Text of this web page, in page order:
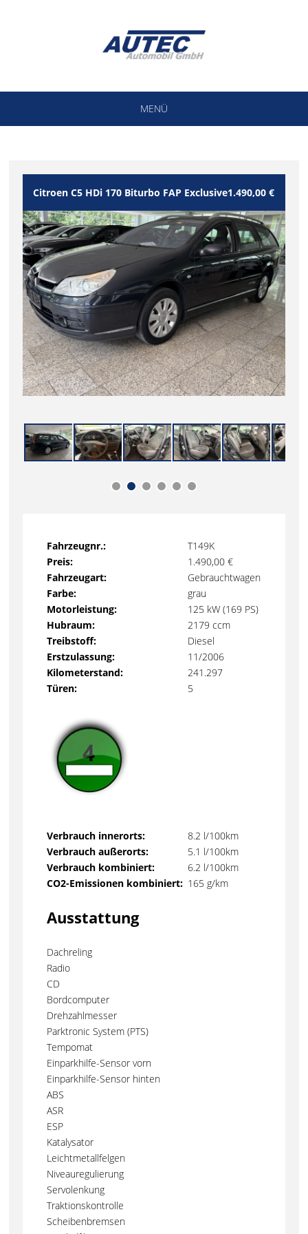
MENÜ
Citroen C5 HDi 170 Biturbo FAP Exclusive1.490,00 €
Fahrzeugnr.:
T149K
Preis:
1.490,00 €
Fahrzeugart:
Gebrauchtwagen
Farbe:
grau
Motorleistung:
125 kW (169 PS)
Hubraum:
2179 ccm
Treibstoff:
Diesel
Erstzulassung:
11/2006
Kilometerstand:
241.297
Türen:
5
Verbrauch innerorts:
8.2 l/100km
Verbrauch außerorts:
5.1 l/100km
Verbrauch kombiniert:
6.2 l/100km
CO2-Emissionen kombiniert: 165 g/km
Ausstattung
Dachreling
Radio
CD
Bordcomputer
Drehzahlmesser
Parktronic System (PTS)
Tempomat
Einparkhilfe-Sensor vorn
Einparkhilfe-Sensor hinten
ABS
ASR
ESP
Katalysator
Leichtmetallfelgen
Niveauregulierung
Servolenkung
Traktionskontrolle
Scheibenbremsen